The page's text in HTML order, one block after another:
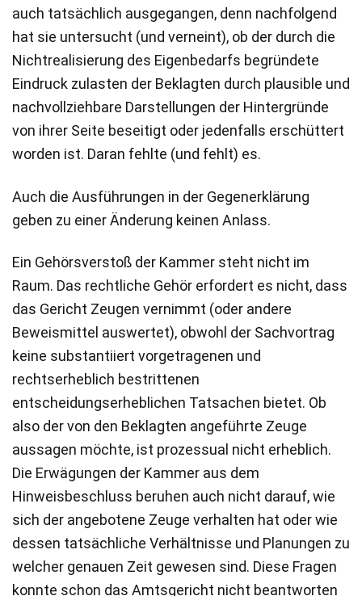
auch tatsächlich ausgegangen, denn nachfolgend
hat sie untersucht (und verneint), ob der durch die
Nichtrealisierung des Eigenbedarfs begründete
Eindruck zulasten der Beklagten durch plausible und
nachvollziehbare Darstellungen der Hintergründe
von ihrer Seite beseitigt oder jedenfalls erschüttert
worden ist. Daran fehlte (und fehlt) es.
Auch die Ausführungen in der Gegenerklärung
geben zu einer Änderung keinen Anlass.
Ein Gehörsverstoß der Kammer steht nicht im
Raum. Das rechtliche Gehör erfordert es nicht, dass
das Gericht Zeugen vernimmt (oder andere
Beweismittel auswertet), obwohl der Sachvortrag
keine substantiiert vorgetragenen und
rechtserheblich bestrittenen
entscheidungserheblichen Tatsachen bietet. Ob
also der von den Beklagten angeführte Zeuge
aussagen möchte, ist prozessual nicht erheblich.
Die Erwägungen der Kammer aus dem
Hinweisbeschluss beruhen auch nicht darauf, wie
sich der angebotene Zeuge verhalten hat oder wie
dessen tatsächliche Verhältnisse und Planungen zu
welcher genauen Zeit gewesen sind. Diese Fragen
konnte schon das Amtsgericht nicht beantworten